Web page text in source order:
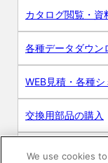
カタログ閲覧・資
各種データダウン
WEB見積・各種
交換用部品の購入
We use cookies